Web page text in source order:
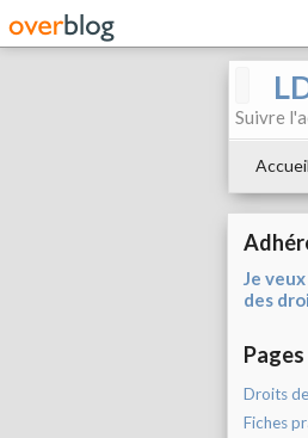
Suivre
Accueil
Je
des
Pages
Droits
Fiches